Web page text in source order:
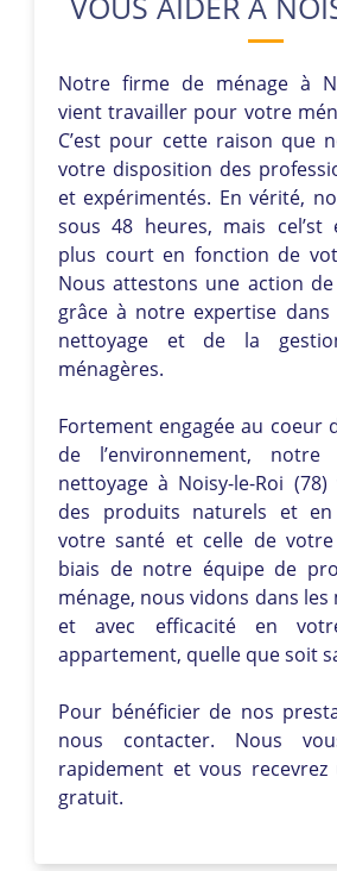
Notre firme de ménage à
vient travailler pour votre
C’est pour cette raison que
votre disposition des
et expérimentés. En vérité,
sous 48 heures, mais cel’st
plus court en fonction de
Nous attestons une action
grâce à notre expertise
nettoyage et de la
ménagères.
Fortement engagée au coeur
de l’environnement,
nettoyage à Noisy-le-Roi
des produits naturels et
votre santé et celle de
biais de notre équipe de
ménage, nous vidons dans les
et avec efficacité en
appartement, quelle que soit
Pour bénéficier de nos
nous contacter. Nous
rapidement et vous recevrez
gratuit.